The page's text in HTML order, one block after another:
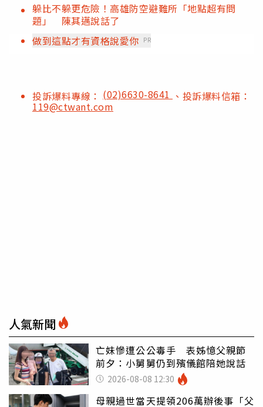
躲比不躲更危險！高雄防空避難所「地點超有問
題」 陳其邁說話了
做到這點才有資格說愛你 PR
投訴爆料專線： (02)6630-8641 、投訴爆料信箱：
119@ctwant.com
人氣新聞
亡妹慘遭公公毒手 表姊憶父親節
前夕：小舅舅仍到殯儀館陪她說話
2026-08-08 12:30
母親過世當天提領206萬辦後事「父